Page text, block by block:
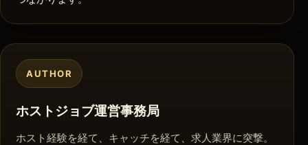
AUTHOR
ホストジョブ運営事務局
ホスト経験を経て、キャッチを経て、求人業界に突撃。